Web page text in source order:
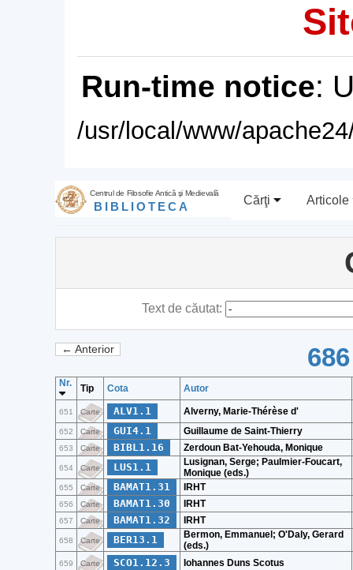
Run-time notice:
/usr/local/www/
Centrul de Filosofie Antică şi Medievală
BIBLIOTECA Cărţi Articole
Text de căutat:
← Anterior
Nr. Tip Cota Autor
651 Carte ALV1.1 Alverny, Marie-Thérèse d'
652 Carte GUI4.1 Guillaume de Saint-Thierry
653 Carte BIBL1.16 Zerdoun Bat-Yehouda, Monique
654 Carte LUS1.1
Lusignan, Serge; Paulmier-Foucart,
Monique (eds.)
655 Carte BAMAT1.31 IRHT
656 Carte BAMAT1.30 IRHT
657 Carte BAMAT1.32 IRHT
658 Carte BER13.1
Bermon, Emmanuel; O'Daly, Gerard
(eds.)
659 Carte SCO1.12.3 Iohannes Duns Scotus